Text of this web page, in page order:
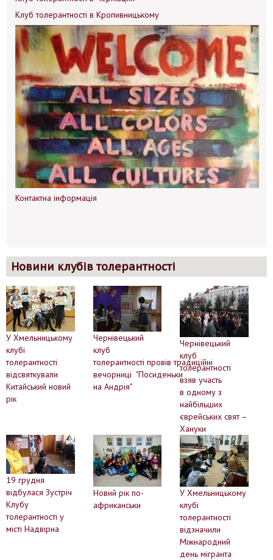
Клуб толерантності в Кропивницькому
Контактна інформація
Новини клубів толерантності
У Хмельницькому
клубі
толерантності
відсвяткували
Китайський новий
рік
Чернівецький
клуб
толерантності провів традиційні
вечорниці "Посиденьки
на Андрія"
Чернівецький
клуб
толерантності
взяв участь
в одному з
найбільших
єврейських свят –
Хануки
19 грудня
відбулася Зустріч
Клубу
толерантності у
місті Надвірна
Новий рік по-
африканськи
У Хмельницькому
клубі
толерантності
відзначили
Міжнародний
день мігранта